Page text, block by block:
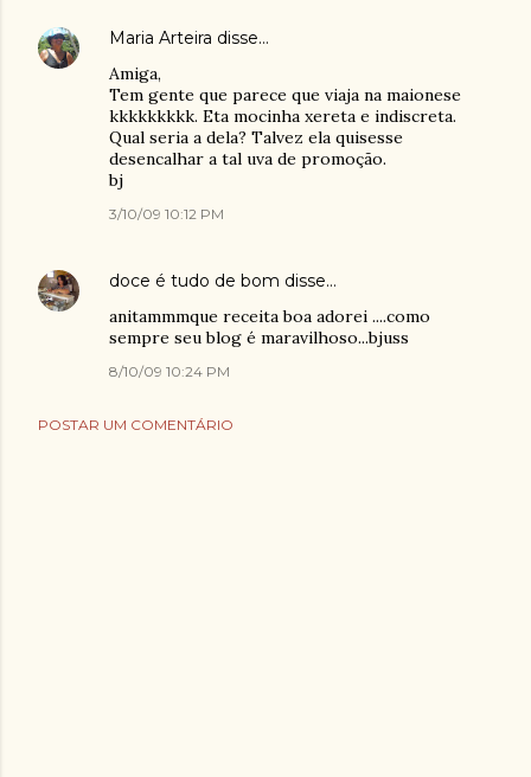
Maria Arteira disse…
Amiga,
Tem gente que parece que viaja na maionese
kkkkkkkkk. Eta mocinha xereta e indiscreta.
Qual seria a dela? Talvez ela quisesse
desencalhar a tal uva de promoção.
bj
3/10/09 10:12 PM
doce é tudo de bom disse…
anitammmque receita boa adorei ....como
sempre seu blog é maravilhoso...bjuss
8/10/09 10:24 PM
POSTAR UM COMENTÁRIO